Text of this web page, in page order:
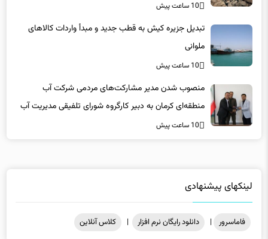
10 ساعت پیش
تبدیل جزیره کیش به قطب جدید و مبدأ واردات کالاهای
ملوانی
10 ساعت پیش
منصوب شدن مدیر مشارکت‌های مردمی شرکت آب
منطقه‌ای کرمان به دبیر کارگروه شورای تلفیقی مدیریت آب
10 ساعت پیش
لینکهای پیشنهادی
فاماسرور | دانلود رایگان نرم افزار | کلاس آنلاین